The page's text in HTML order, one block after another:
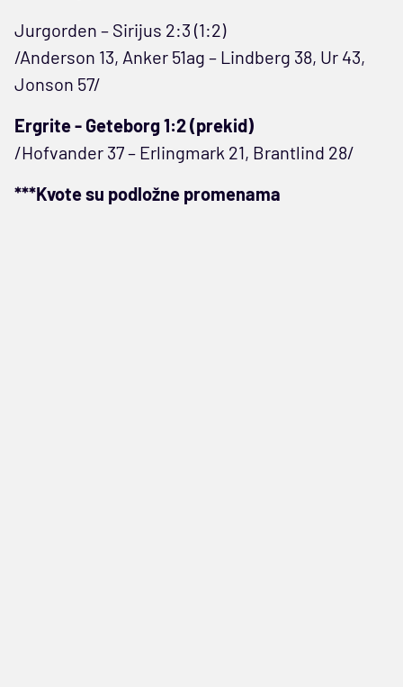
Jurgorden – Sirijus 2:3 (1:2)
/Anderson 13, Anker 51ag – Lindberg 38, Ur 43,
Jonson 57/
Ergrite - Geteborg 1:2 (prekid)
/Hofvander 37 – Erlingmark 21, Brantlind 28/
***Kvote su podložne promenama